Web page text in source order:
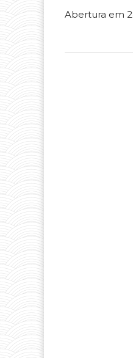
Abertura em